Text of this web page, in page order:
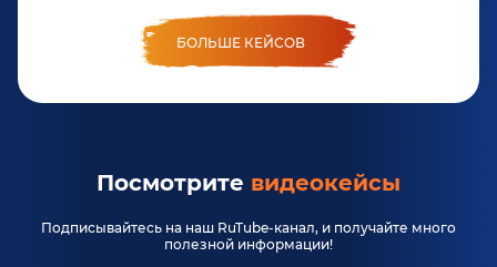
БОЛЬШЕ КЕЙСОВ
Посмотрите видеокейсы
Подписывайтесь на наш RuTube-канал, и получайте много
полезной информации!